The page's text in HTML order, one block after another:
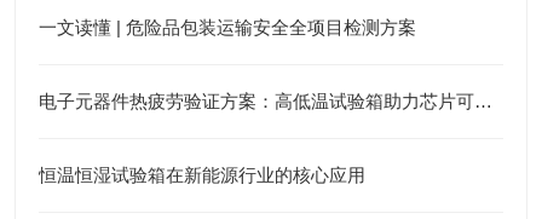
一文读懂 | 危险品包装运输安全全项目检测方案
电子元器件热疲劳验证方案：高低温试验箱助力芯片可靠性检测
恒温恒湿试验箱在新能源行业的核心应用